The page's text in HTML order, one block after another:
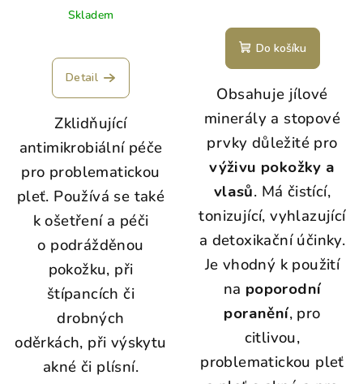
Skladem
Detail
Zklidňující
antimikrobiální péče
pro problematickou
pleť. Používá se také
k ošetření a péči
o podrážděnou
pokožku, při
štípancích či
drobných
oděrkách, při výskytu
akné či plísní.
Do košíku
Obsahuje jílové
minerály a stopové
prvky důležité pro
výživu pokožky a
vlasů. Má čistící,
tonizující, vyhlazující
a detoxikační účinky.
Je vhodný k použití
na poporodní
poranění, pro
citlivou,
problematickou pleť